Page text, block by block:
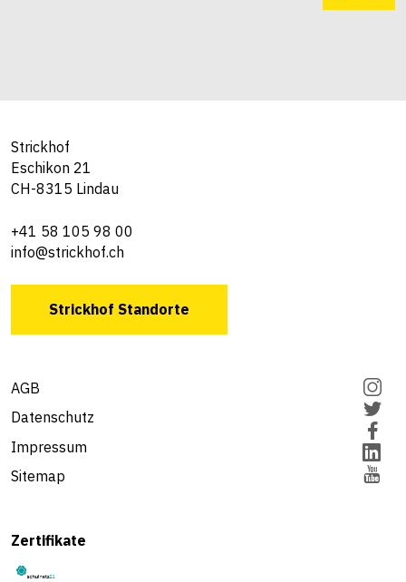
Strickhof
Eschikon 21
CH-8315 Lindau
+41 58 105 98 00
info@strickhof.ch
Strickhof Standorte
AGB
Datenschutz
Impressum
Sitemap
Zertifikate